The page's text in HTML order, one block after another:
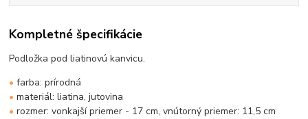
Kompletné špecifikácie
Podložka pod liatinovú kanvicu.
•farba: prírodná
•materiál: liatina, jutovina
•rozmer: vonkajší priemer - 17 cm, vnútorný priemer: 11,5 cm